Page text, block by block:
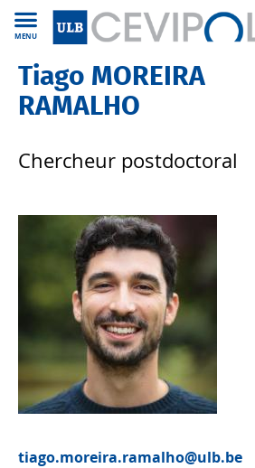
MENU
CEVIPOL FR Membres Corps scientifique
Tiago MOREIRA
RAMALHO
Chercheur postdoctoral
tiago.moreira.ramalho@ulb.be